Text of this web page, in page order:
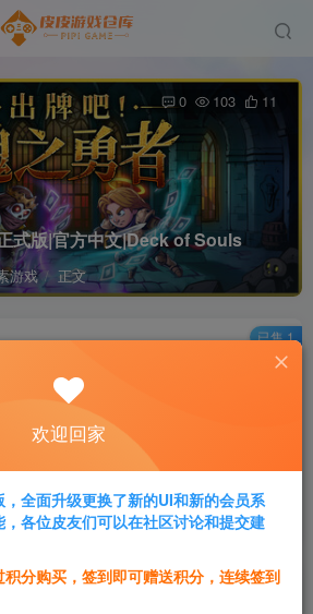
式版|官方中文|Deck of Souls
游戏 正文
0 103 11
后查看
2积分
超级会员免费
登录购买
已售 1
欢迎回家
全面升级更换了新的UI和新的会员系
各位皮友们可以在社区讨论和提交建
分购买，签到即可赠送积分，连续签到